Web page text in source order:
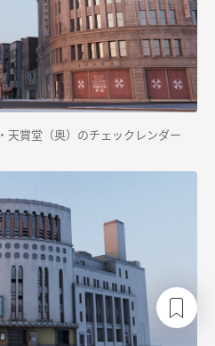
・天賞堂（奥）のチェックレンダー